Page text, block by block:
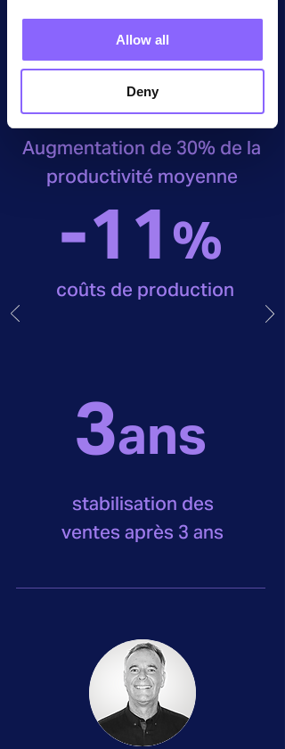
Allow all
Deny
30%
Augmentation de 30% de la
productivité moyenne
-11%
coûts de production
3ans
stabilisation des
ventes après 3 ans